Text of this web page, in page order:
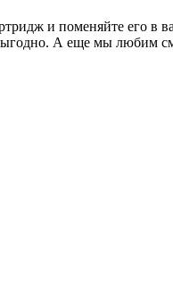
и поменяйте его в
выгодно. А еще мы любим